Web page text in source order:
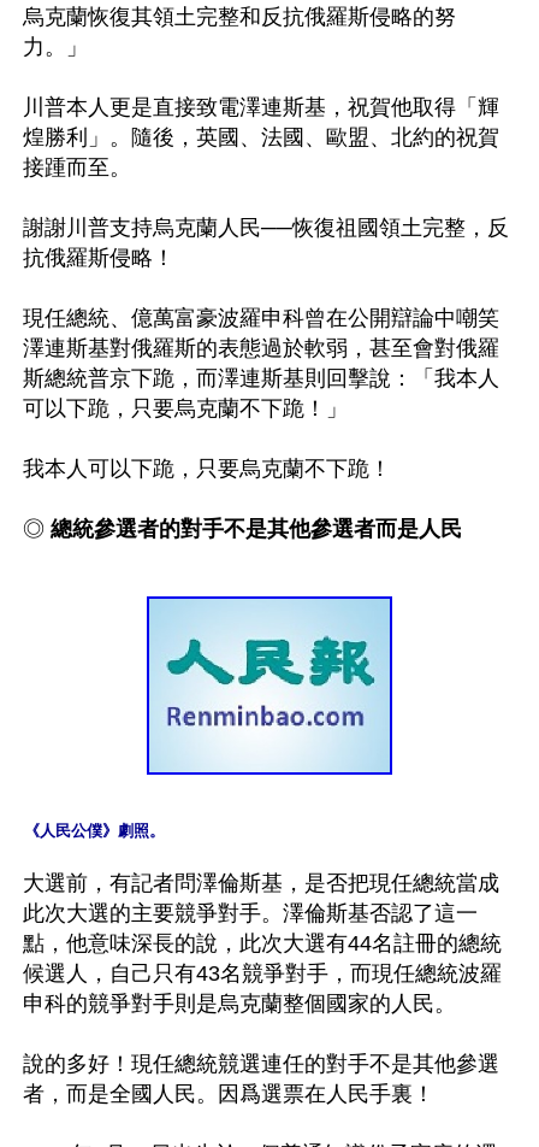
烏克蘭恢復其領土完整和反抗俄羅斯侵略的努
力。」
川普本人更是直接致電澤連斯基，祝賀他取得「輝
煌勝利」。隨後，英國、法國、歐盟、北約的祝賀
接踵而至。
謝謝川普支持烏克蘭人民──恢復祖國領土完整，反
抗俄羅斯侵略！
現任總統、億萬富豪波羅申科曾在公開辯論中嘲笑
澤連斯基對俄羅斯的表態過於軟弱，甚至會對俄羅
斯總統普京下跪，而澤連斯基則回擊說：「我本人
可以下跪，只要烏克蘭不下跪！」
我本人可以下跪，只要烏克蘭不下跪！
◎ 總統參選者的對手不是其他參選者而是人民
《人民公僕》劇照。
大選前，有記者問澤倫斯基，是否把現任總統當成
此次大選的主要競爭對手。澤倫斯基否認了這一
點，他意味深長的說，此次大選有44名註冊的總統
候選人，自己只有43名競爭對手，而現任總統波羅
申科的競爭對手則是烏克蘭整個國家的人民。
說的多好！現任總統競選連任的對手不是其他參選
者，而是全國人民。因爲選票在人民手裏！